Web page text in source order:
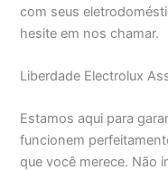
com seus
hesite em nos chamar.
Liberdade Electrolux
Estamos aqui para
funcionem
que você merece. Não